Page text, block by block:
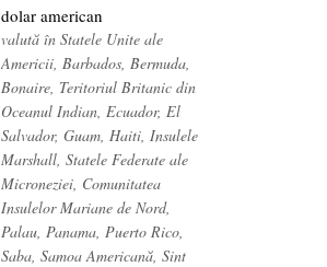
dolar american
valută în Statele Unite ale
Americii, Barbados, Bermuda,
Bonaire, Teritoriul Britanic din
Oceanul Indian, Ecuador, El
Salvador, Guam, Haiti, Insulele
Marshall, Statele Federate ale
Microneziei, Comunitatea
Insulelor Mariane de Nord,
Palau, Panama, Puerto Rico,
Saba, Samoa Americană, Sint